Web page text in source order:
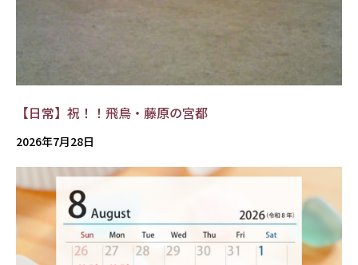
【日常】祝！！飛鳥・藤原の宮都
2026年7月28日